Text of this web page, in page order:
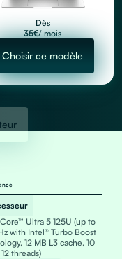
Dès
35€/ mois
Choisir ce modèle
Ultra 5 125U (up to
with Intel® Turbo Boost
12 MB L3 cache, 10
threads)